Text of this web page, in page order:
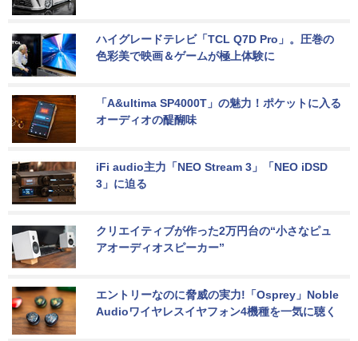
ハイグレードテレビ「TCL Q7D Pro」。圧巻の
色彩美で映画＆ゲームが極上体験に
「A&ultima SP4000T」の魅力！ポケットに入る
オーディオの醍醐味
iFi audio主力「NEO Stream 3」「NEO iDSD
3」に迫る
クリエイティブが作った2万円台の“小さなピュ
アオーディオスピーカー”
エントリーなのに脅威の実力!「Osprey」Noble
Audioワイヤレスイヤフォン4機種を一気に聴く